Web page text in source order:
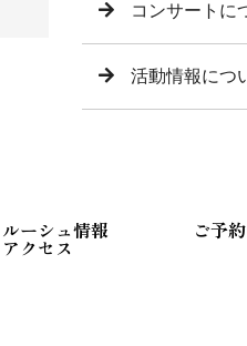
コンサートに
活動情報につ
ルーシュ情報
アクセス
ご予